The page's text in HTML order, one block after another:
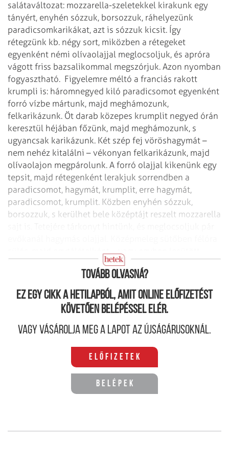
salátaváltozat: mozzarella-szeletekkel kirakunk egy
tányért, enyhén sózzuk, borsozzuk, ráhelyezünk
paradicsomkarikákat, azt is sózzuk kicsit. Így
rétegzünk kb. négy sort, miközben a rétegeket
egyenként némi olívaolajjal meglocsoljuk, és apróra
vágott friss bazsalikommal megszórjuk. Azon nyomban
fogyasztható. Figyelemre méltó a franciás rakott
krumpli is: háromnegyed kiló paradicsomot egyenként
forró vízbe mártunk, majd meghámozunk,
felkarikázunk. Öt darab közepes krumplit negyed órán
keresztül héjában főzünk, majd meghámozunk, s
ugyancsak karikázunk. Két szép fej vöröshagymát –
nem nehéz kitalálni – vékonyan felkarikázunk, majd
olívaolajon megpárolunk. A forró olajjal kikenünk egy
tepsit, majd rétegenként lerakjuk sorrendben a
paradicsomot, hagymát, krumplit, erre hagymát,
paradicsomot, krumplit. Közben enyhén sózzuk,
borsozzuk, s kerülhet bele középtájt reszelt mozzarella
vörös húsok köreteként – el is költhető. (M. R.)
Tovább olvasná?
Ez egy cikk a hetilapból, amit online előfizetést
követően belépéssel elér.
Vagy vásárolja meg a lapot az újságárusoknál.
Előfizetek
Belépek